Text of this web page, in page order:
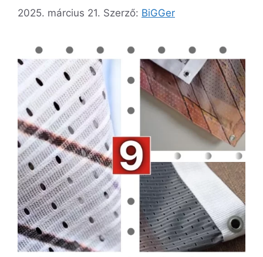
2025. március 21. Szerző: BiGGer